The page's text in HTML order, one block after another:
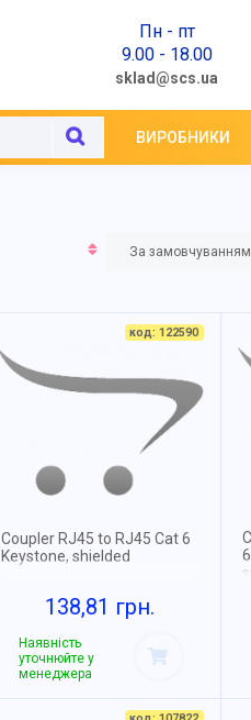
Пн - пт
9.00 - 18.00
sklad@scs.ua
ВИРОБНИКИ
За замовчуванням
код: 122590
Coupler RJ45 to RJ45 Cat 6
Keystone, shielded
138,81 грн.
Наявність
уточнюйте у
менеджера